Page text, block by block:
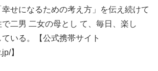
せになるための考え方」を伝え続けて
二男 二女の母とし て、毎日、楽し
いる。【公式携帯サイト
】